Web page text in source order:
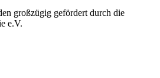
großzügig gefördert durch die
e.V.